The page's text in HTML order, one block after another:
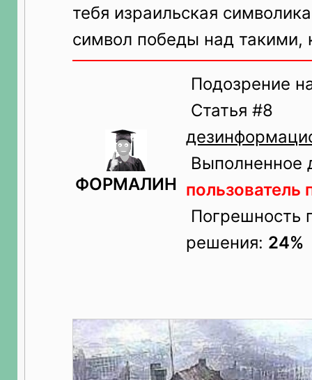
тебя израильская
символ победы над такими,
ФОРМАЛИН
Подозрение
Статья #8
Выполненное
Погрешность
решения: 24%